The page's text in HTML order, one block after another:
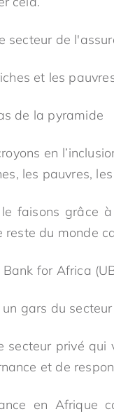
secteur de
et les
de la pyramide
en
les pauvres,
faisons grâce
reste du monde
Bank for Africa
un gars du
secteur privé
et de
en Afrique